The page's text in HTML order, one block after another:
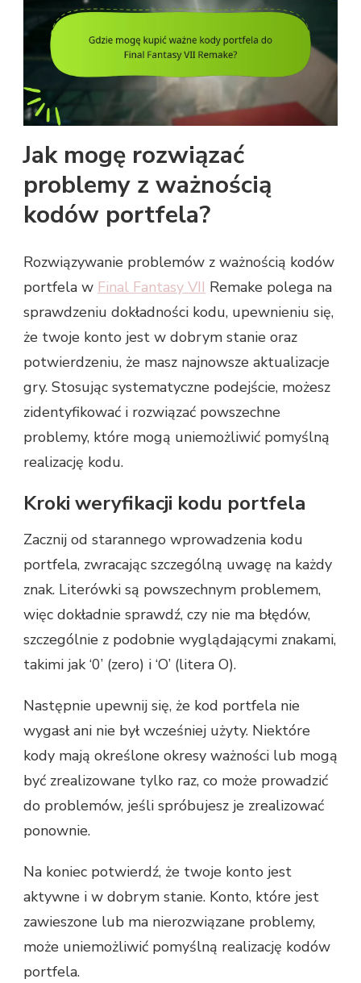
Jak mogę rozwiązać
problemy z ważnością
kodów portfela?
Rozwiązywanie problemów z ważnością kodów
portfela w Final Fantasy VII Remake polega na
sprawdzeniu dokładności kodu, upewnieniu się,
że twoje konto jest w dobrym stanie oraz
potwierdzeniu, że masz najnowsze aktualizacje
gry. Stosując systematyczne podejście, możesz
zidentyfikować i rozwiązać powszechne
problemy, które mogą uniemożliwić pomyślną
realizację kodu.
Kroki weryfikacji kodu portfela
Zacznij od starannego wprowadzenia kodu
portfela, zwracając szczególną uwagę na każdy
znak. Literówki są powszechnym problemem,
więc dokładnie sprawdź, czy nie ma błędów,
szczególnie z podobnie wyglądającymi znakami,
takimi jak ‘0’ (zero) i ‘O’ (litera O).
Następnie upewnij się, że kod portfela nie
wygasł ani nie był wcześniej użyty. Niektóre
kody mają określone okresy ważności lub mogą
być zrealizowane tylko raz, co może prowadzić
do problemów, jeśli spróbujesz je zrealizować
ponownie.
Na koniec potwierdź, że twoje konto jest
aktywne i w dobrym stanie. Konto, które jest
zawieszone lub ma nierozwiązane problemy,
może uniemożliwić pomyślną realizację kodów
portfela.